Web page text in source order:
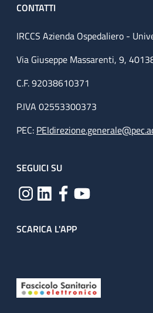
CONTATTI
IRCCS Azienda Ospedaliero -
Via Giuseppe Massarenti, 9,
C.F. 92038610371
P.IVA 02553300373
PEC:
SEGUICI SU
SCARICA L'APP